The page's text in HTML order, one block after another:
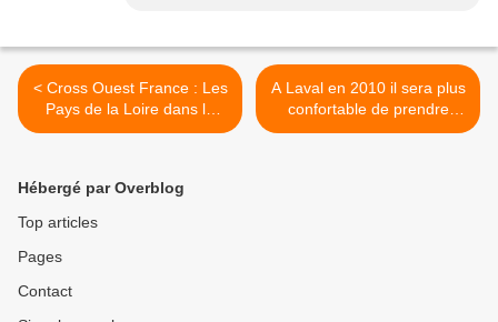
< Cross Ouest France : Les
Pays de la Loire dans la
course ...
A Laval en 2010 il sera plus
confortable de prendre
l'avion que l'autocar ! >
Hébergé par Overblog
Top articles
Pages
Contact